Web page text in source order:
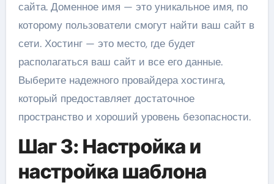
сайта. Доменное имя — это уникальное имя, по
которому пользователи смогут найти ваш сайт в
сети. Хостинг — это место, где будет
располагаться ваш сайт и все его данные.
Выберите надежного провайдера хостинга,
который предоставляет достаточное
пространство и хороший уровень безопасности.
Шаг 3: Настройка и
настройка шаблона